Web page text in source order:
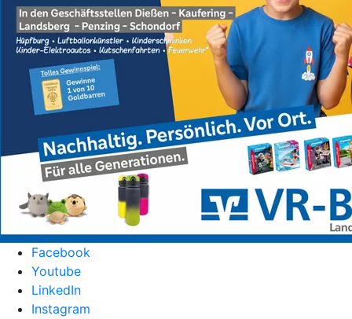
Facebook
Youtube
LinkedIn
Instagram